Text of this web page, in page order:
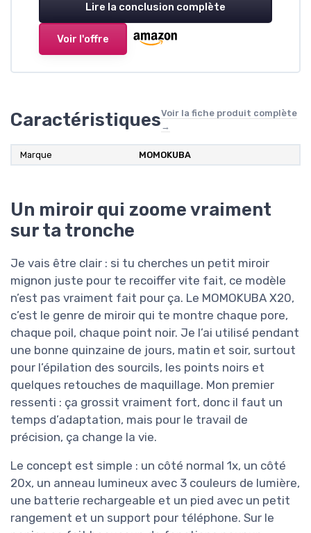
Lire la conclusion complète
Voir l'offre
CaractéristiquesVoir la fiche produit complète
→
Marque MOMOKUBA
Un miroir qui zoome vraiment
sur ta tronche
Je vais être clair : si tu cherches un petit miroir
mignon juste pour te recoiffer vite fait, ce modèle
n’est pas vraiment fait pour ça. Le MOMOKUBA X20,
c’est le genre de miroir qui te montre chaque pore,
chaque poil, chaque point noir. Je l’ai utilisé pendant
une bonne quinzaine de jours, matin et soir, surtout
pour l’épilation des sourcils, les points noirs et
quelques retouches de maquillage. Mon premier
ressenti : ça grossit vraiment fort, donc il faut un
temps d’adaptation, mais pour le travail de
précision, ça change la vie.
Le concept est simple : un côté normal 1x, un côté
20x, un anneau lumineux avec 3 couleurs de lumière,
une batterie rechargeable et un pied avec un petit
rangement et un support pour téléphone. Sur le